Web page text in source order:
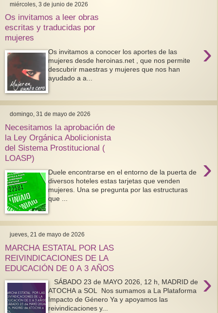
miércoles, 3 de junio de 2026
Os invitamos a leer obras
escritas y traducidas por
mujeres
›
Os invitamos a conocer los aportes de las
mujeres desde heroinas.net , que nos permite
descubrir maestras y mujeres que nos han
ayudado a a...
domingo, 31 de mayo de 2026
Necesitamos la aprobación de
la Ley Orgánica Abolicionista
del Sistema Prostitucional (
LOASP)
›
Duele encontrarse en el entorno de la puerta de
diversos hoteles estas tarjetas que venden
mujeres. Una se pregunta por las estructuras
que ...
jueves, 21 de mayo de 2026
MARCHA ESTATAL POR LAS
REIVINDICACIONES DE LA
EDUCACIÓN DE 0 A 3 AÑOS
›
SÁBADO 23 de MAYO 2026, 12 h, MADRID de
ATOCHA a SOL Nos sumamos a La Plataforma
Impacto de Género Ya y apoyamos las
reivindicaciones y...